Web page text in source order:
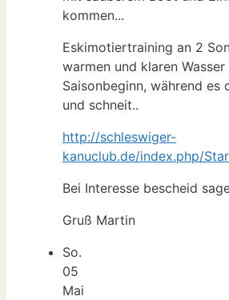
kommen...
Eskimotiertraining an 2
warmen und klaren Wasser
Saisonbeginn, während es
und schneit..
http://schleswiger-
kanuclub.de/index.php/
Bei Interesse bescheid
Gruß Martin
So.
05
Mai